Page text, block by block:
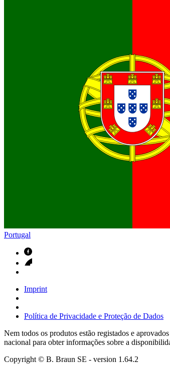
Portugal
Imprint
Política de Privacidade e Proteção de Dados
Nem todos os produtos estão registados e
nacional para obter informações sobre a
Copyright © B. Braun SE - version 1.64.2